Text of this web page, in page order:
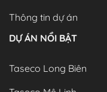
Thông tin dự án
DỰ ÁN NỔI BẬT
Taseco Long Biên